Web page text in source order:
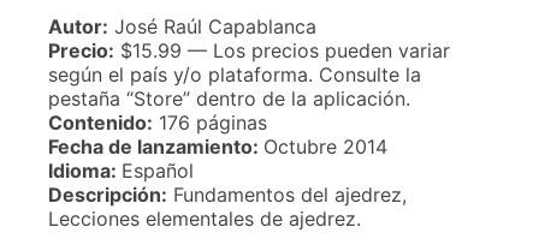
Autor: José Raúl Capablanca
Precio: $15.99 — Los precios pueden variar
según el país y/o plataforma. Consulte la
pestaña “Store” dentro de la aplicación.
Contenido: 176 páginas
Fecha de lanzamiento: Octubre 2014
Idioma: Español
Descripción: Fundamentos del ajedrez,
Lecciones elementales de ajedrez.